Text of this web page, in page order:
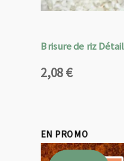
Brisure de riz Détail
2,08€
EN PROMO